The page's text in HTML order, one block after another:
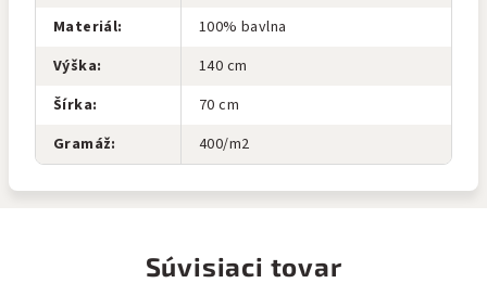
Materiál:
100% bavlna
Výška:
140 cm
Šírka:
70 cm
Gramáž: 400/m2
Súvisiaci tovar